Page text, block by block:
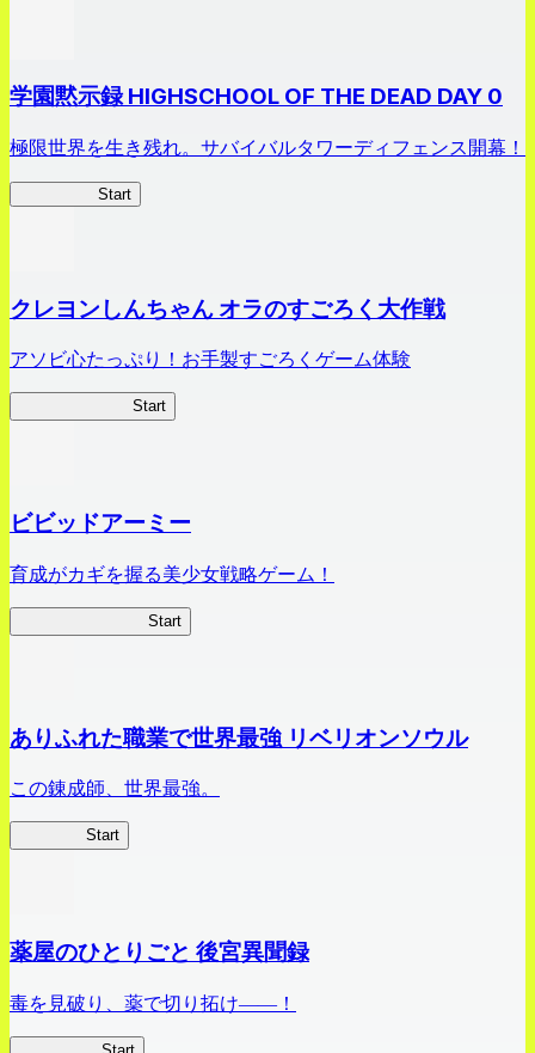
学園黙示録 HIGHSCHOOL OF THE DEAD DAY 0
極限世界を生き残れ。サバイバルタワーディフェンス開幕！
Start
クレヨンしんちゃん オラのすごろく大作戦
アソビ心たっぷり！お手製すごろくゲーム体験
Start
ビビッドアーミー
育成がカギを握る美少女戦略ゲーム！
Start
ありふれた職業で世界最強 リベリオンソウル
この錬成師、世界最強。
Start
薬屋のひとりごと 後宮異聞録
毒を見破り、薬で切り拓け――！